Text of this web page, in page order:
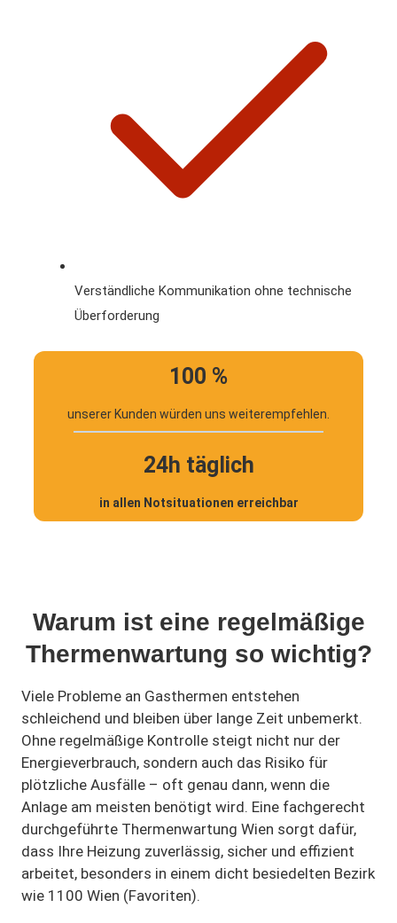
Verständliche Kommunikation ohne technische
Überforderung
100 %
unserer Kunden würden uns weiterempfehlen.
24h täglich
in allen Notsituationen erreichbar
Warum ist eine regelmäßige
Thermenwartung so wichtig?
Viele Probleme an Gasthermen entstehen
schleichend und bleiben über lange Zeit unbemerkt.
Ohne regelmäßige Kontrolle steigt nicht nur der
Energieverbrauch, sondern auch das Risiko für
plötzliche Ausfälle – oft genau dann, wenn die
Anlage am meisten benötigt wird. Eine fachgerecht
durchgeführte Thermenwartung Wien sorgt dafür,
dass Ihre Heizung zuverlässig, sicher und effizient
arbeitet, besonders in einem dicht besiedelten Bezirk
wie 1100 Wien (Favoriten).